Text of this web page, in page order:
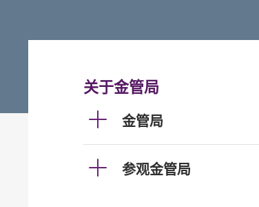
关于金管局
金管局
参观金管局